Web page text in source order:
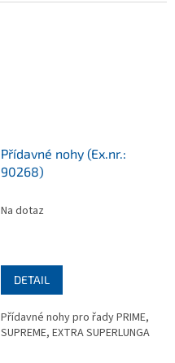
Přídavné nohy (Ex.nr.:
90268)
Na dotaz
DETAIL
Přídavné nohy pro řady PRIME,
SUPREME, EXTRA SUPERLUNGA